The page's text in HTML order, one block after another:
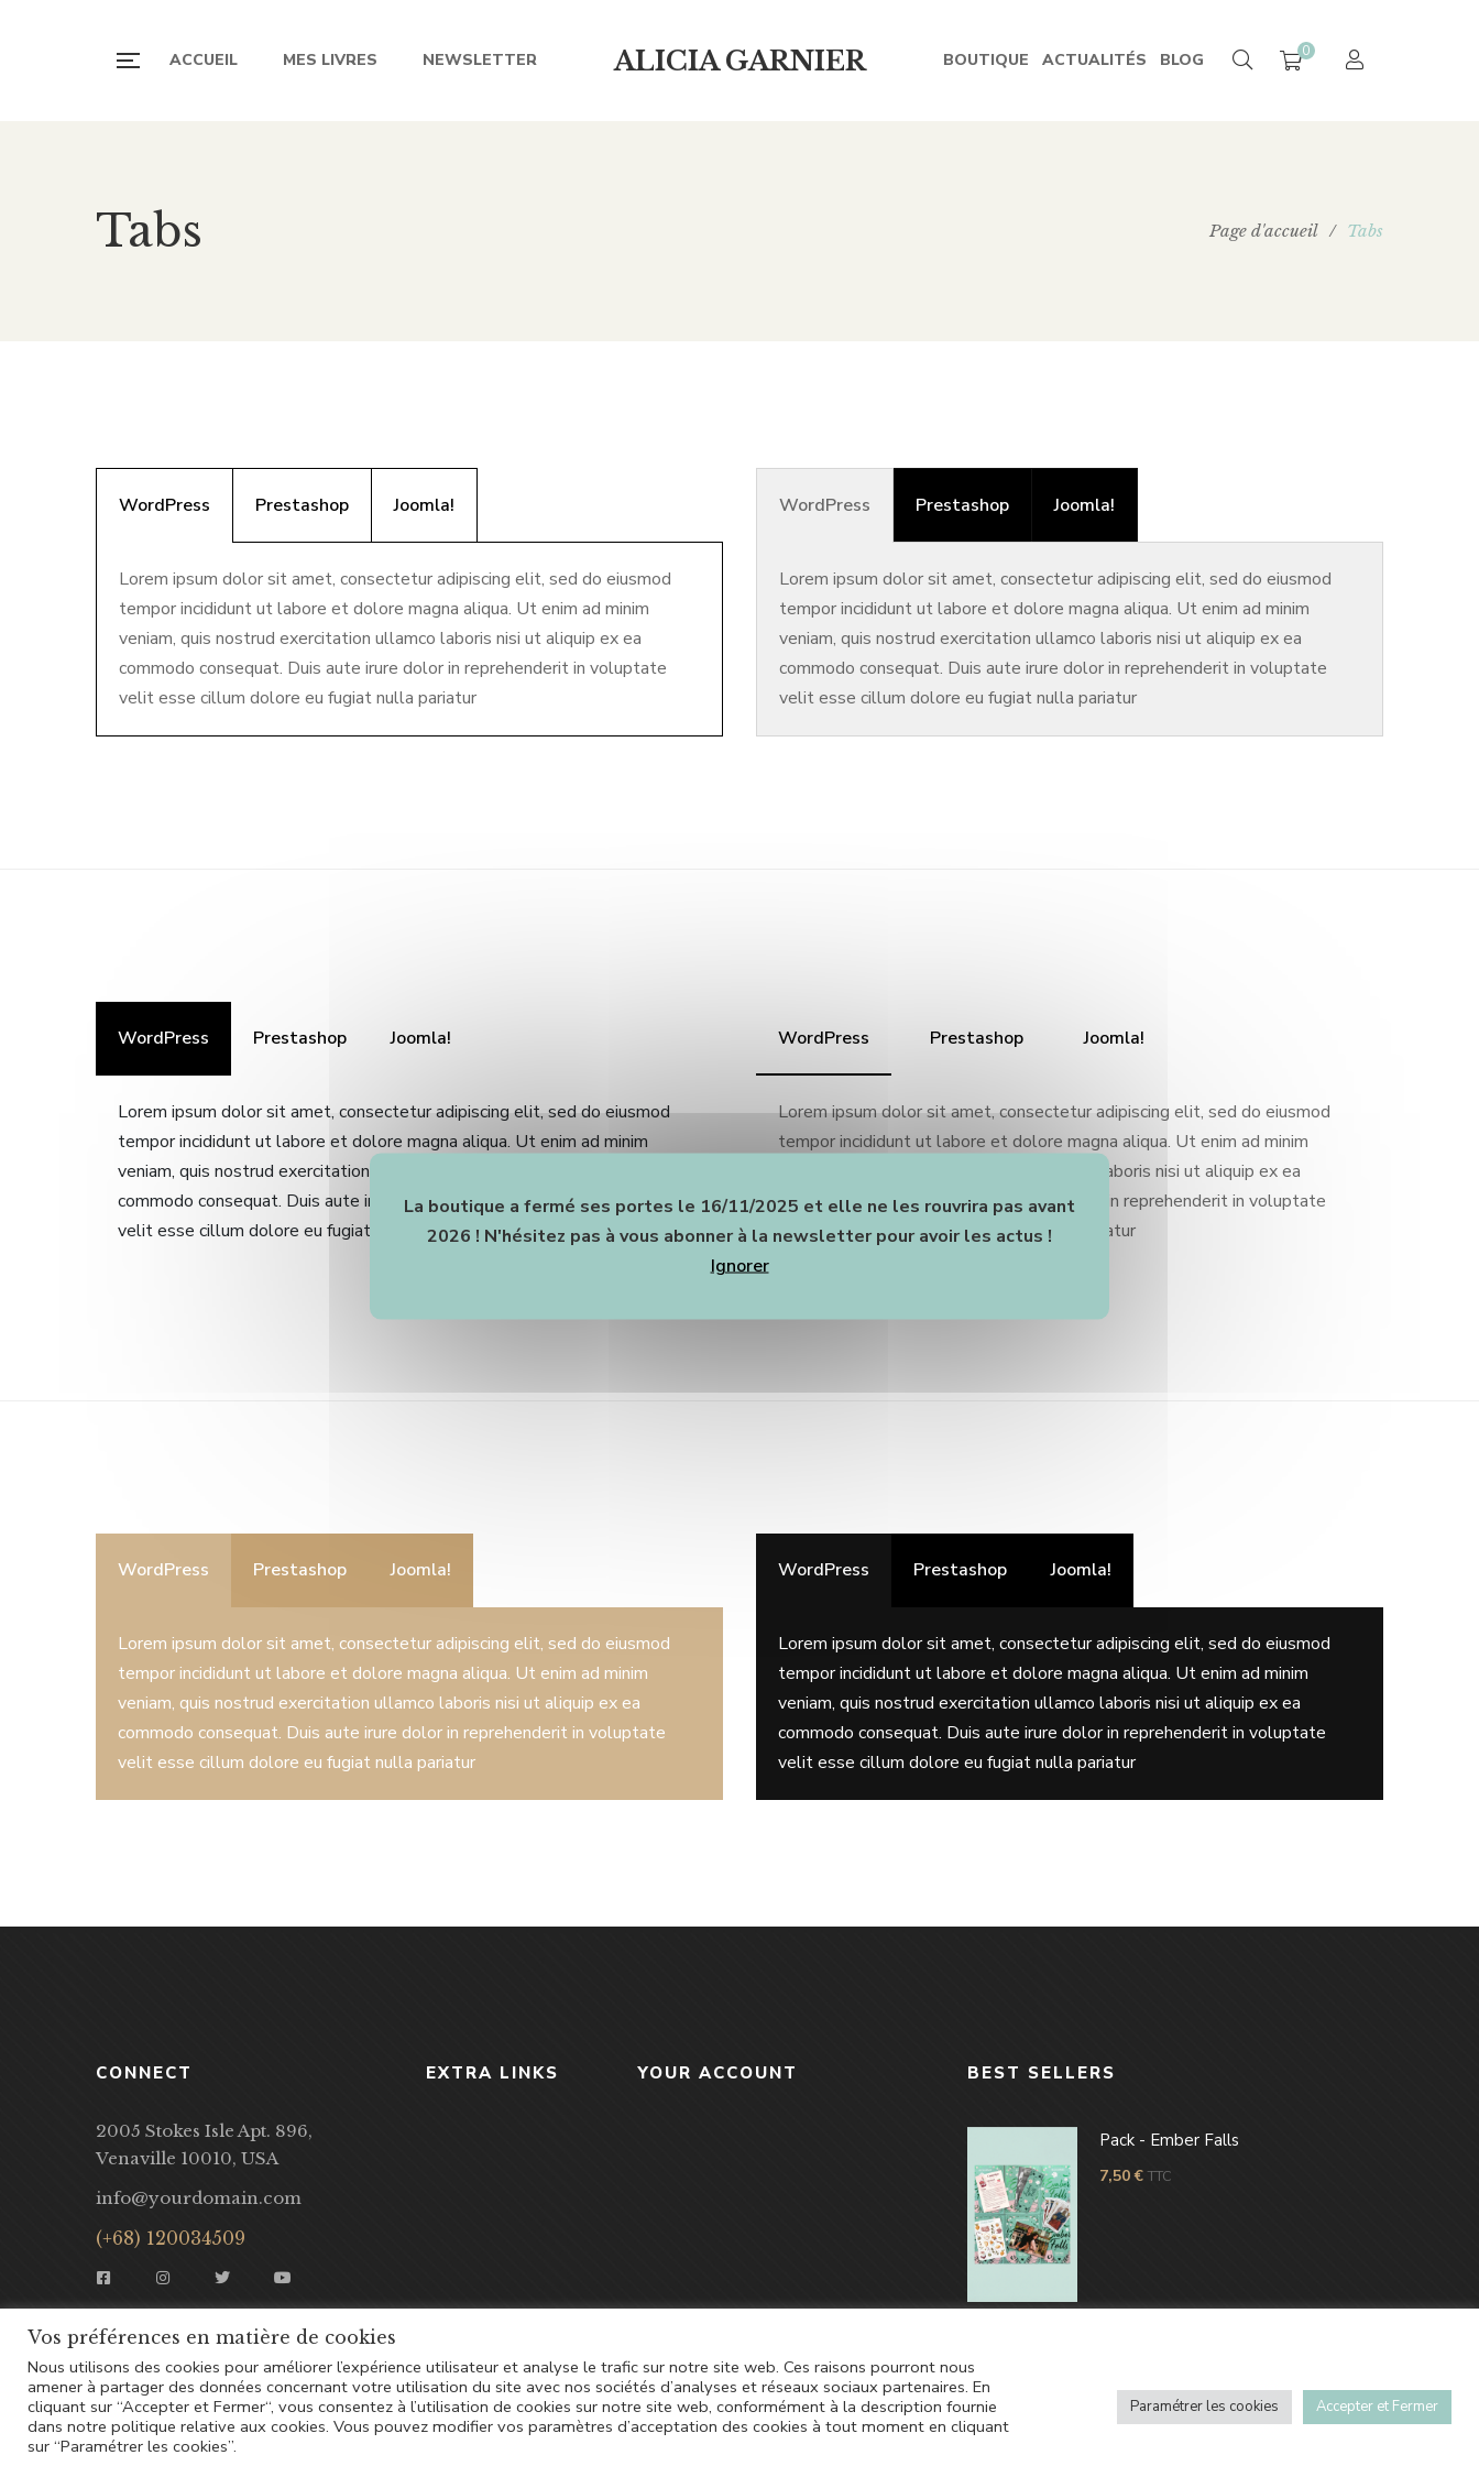
ACCUEIL MES LIVRES NEWSLETTER ALICIA GARNIER BOUTIQUE ACTUALITÉS BLOG 0
Tabs Page d'accueil / Tabs
WordPress Prestashop Joomla!
Lorem ipsum dolor sit amet, consectetur adipiscing elit, sed do eiusmod
tempor incididunt ut labore et dolore magna aliqua. Ut enim ad minim
veniam, quis nostrud exercitation ullamco laboris nisi ut aliquip ex ea
commodo consequat. Duis aute irure dolor in reprehenderit in voluptate
velit esse cillum dolore eu fugiat nulla pariatur
WordPress Prestashop Joomla!
Lorem ipsum dolor sit amet, consectetur adipiscing elit, sed do eiusmod
tempor incididunt ut labore et dolore magna aliqua. Ut enim ad minim
veniam, quis nostrud exercitation ullamco laboris nisi ut aliquip ex ea
commodo consequat. Duis aute irure dolor in reprehenderit in voluptate
velit esse cillum dolore eu fugiat nulla pariatur
WordPress Prestashop Joomla!
Lorem ipsum dolor sit amet, consectetur adipiscing elit, sed do eiusmod
tempor incididunt ut labore et dolore magna aliqua. Ut enim ad minim
veniam, quis nostrud exercitation ullamco laboris nisi ut aliquip ex ea
commodo consequat. Duis aute irure dolor in reprehenderit in voluptate
velit esse cillum dolore eu fugiat nulla pariatur
WordPress Prestashop Joomla!
Lorem ipsum dolor sit amet, consectetur adipiscing elit, sed do eiusmod
tempor incididunt ut labore et dolore magna aliqua. Ut enim ad minim
veniam, quis nostrud exercitation ullamco laboris nisi ut aliquip ex ea
commodo consequat. Duis aute irure dolor in reprehenderit in voluptate
velit esse cillum dolore eu fugiat nulla pariatur
WordPress Prestashop Joomla!
Lorem ipsum dolor sit amet, consectetur adipiscing elit, sed do eiusmod
tempor incididunt ut labore et dolore magna aliqua. Ut enim ad minim
veniam, quis nostrud exercitation ullamco laboris nisi ut aliquip ex ea
commodo consequat. Duis aute irure dolor in reprehenderit in voluptate
velit esse cillum dolore eu fugiat nulla pariatur
WordPress Prestashop Joomla!
Lorem ipsum dolor sit amet, consectetur adipiscing elit, sed do eiusmod
tempor incididunt ut labore et dolore magna aliqua. Ut enim ad minim
veniam, quis nostrud exercitation ullamco laboris nisi ut aliquip ex ea
commodo consequat. Duis aute irure dolor in reprehenderit in voluptate
velit esse cillum dolore eu fugiat nulla pariatur
CONNECT
2005 Stokes Isle Apt. 896,
Venaville 10010, USA
info@yourdomain.com
(+68) 120034509
EXTRA LINKS YOUR ACCOUNT BEST SELLERS
Pack - Ember Falls
7,50€ TTC
Vos préférences en matière de cookies
Nous utilisons des cookies pour améliorer l’expérience utilisateur et analyse le trafic sur notre site web. Ces raisons pourront nous
amener à partager des données concernant votre utilisation du site avec nos sociétés d’analyses et réseaux sociaux partenaires. En
cliquant sur “Accepter et Fermer“, vous consentez à l’utilisation de cookies sur notre site web, conformément à la description fournie
dans notre politique relative aux cookies. Vous pouvez modifier vos paramètres d’acceptation des cookies à tout moment en cliquant
sur “Paramétrer les cookies”.
Paramétrer les cookies Accepter et Fermer
La boutique a fermé ses portes le 16/11/2025 et elle ne les rouvrira pas avant
2026 ! N'hésitez pas à vous abonner à la newsletter pour avoir les actus !
Ignorer